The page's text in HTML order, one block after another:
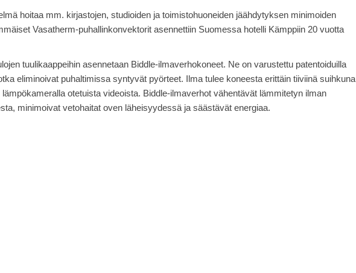
hoitaa mm. kirjastojen, studioiden ja toimistohuoneiden jäähdytyksen minimoiden
Vasatherm-puhallinkonvektorit asennettiin Suomessa hotelli Kämppiin 20 vuotta
tuulikaappeihin asennetaan Biddle-ilmaverhokoneet. Ne on varustettu patentoiduilla
eliminoivat puhaltimissa syntyvät pyörteet. Ilma tulee koneesta erittäin tiiviinä suihkuna
otetuista videoista. Biddle-ilmaverhot vähentävät lämmitetyn ilman
minimoivat vetohaitat oven läheisyydessä ja säästävät energiaa.